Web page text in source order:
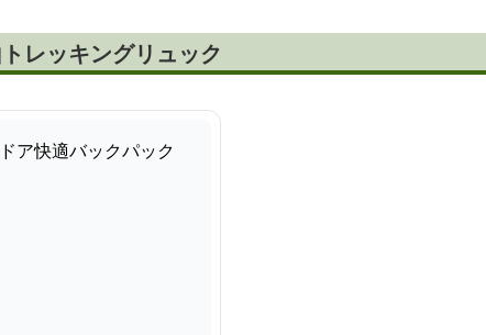
レッキングリュック